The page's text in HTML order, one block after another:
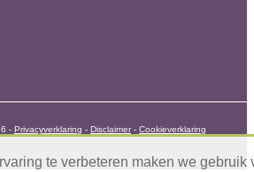
- Privacyverklaring - Disclaimer- Cookieverklaring
te verbeteren maken we gebruik